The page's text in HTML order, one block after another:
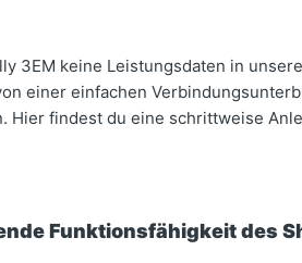
3EM keine Leistungsdaten in
einer einfachen
Hier findest du eine schrittweise
Funktionsfähigkeit des